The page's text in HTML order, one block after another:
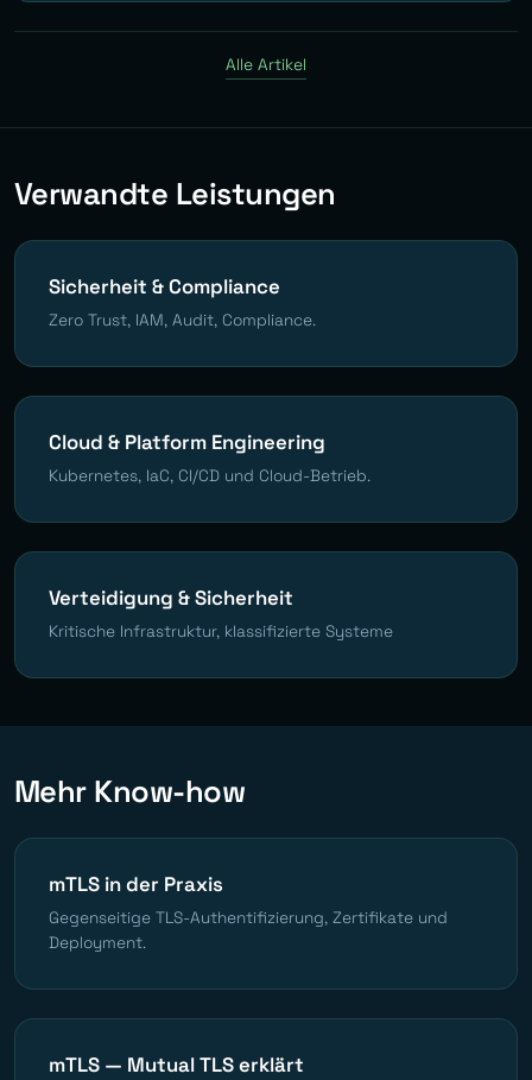
Alle Artikel
Verwandte Leistungen
Sicherheit & Compliance
Zero Trust, IAM, Audit, Compliance.
Cloud & Platform Engineering
Kubernetes, IaC, CI/CD und Cloud-Betrieb.
Verteidigung & Sicherheit
Kritische Infrastruktur, klassifizierte Systeme
Mehr Know-how
mTLS in der Praxis
Gegenseitige TLS-Authentifizierung, Zertifikate und
Deployment.
mTLS — Mutual TLS erklärt